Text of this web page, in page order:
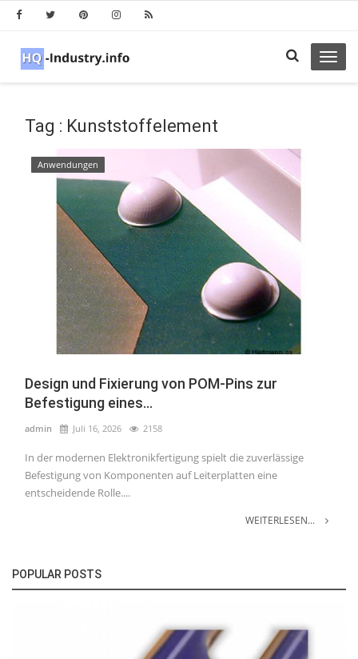
Tag : Kunststoffelement
Anwendungen
Design und Fixierung von POM-Pins zur
Befestigung eines...
admin Juli 16, 2026 2158
In der modernen Elektronikfertigung spielt die zuverlässige
Befestigung von Komponenten auf Leiterplatten eine
entscheidende Rolle....
WEITERLESEN...
POPULAR POSTS